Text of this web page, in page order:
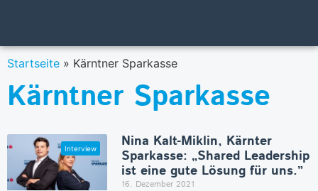
Startseite » Kärntner Sparkasse
Kärntner Sparkasse
Nina Kalt-Miklin, Kärnter
Sparkasse: „Shared Leadership
ist eine gute Lösung für uns.”
16. Dezember 2021